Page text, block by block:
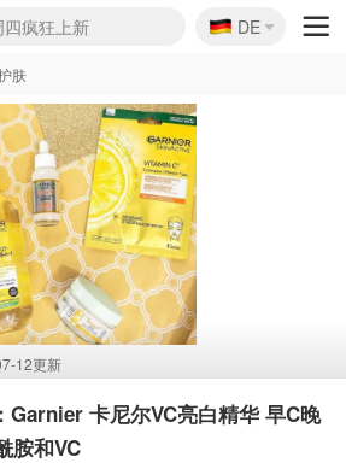
开抢！
疯狂上新
大促
折 随时失效
独家85折额外叠85折
闪促！每日更新
囤！5折起+叠9折
仅€192
🇩🇪
DE
肤
12更新
Garnier 卡尼尔VC亮白精华 早C晚
胺和VC